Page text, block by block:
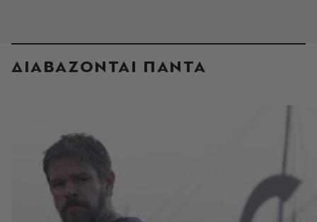
ΔΙΑΒΑΖΟΝΤΑΙ ΠΑΝΤΑ